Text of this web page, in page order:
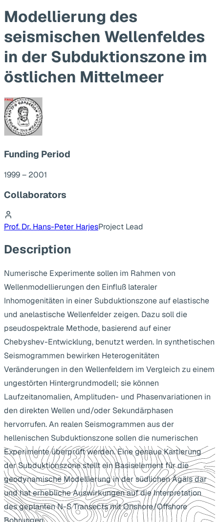
Modellierung des
seismischen Wellenfeldes
in der Subduktionszone im
östlichen Mittelmeer
Funding Period
1999 – 2001
Collaborators
Prof. Dr. Hans-Peter HarjesProject Lead
Description
Numerische Experimente sollen im Rahmen von
Wellenmodellierungen den Einfluß lateraler
Inhomogenitäten in einer Subduktionszone auf elastische
und anelastische Wellenfelder zeigen. Dazu soll die
pseudospektrale Methode, basierend auf einer
Chebyshev-Entwicklung, benutzt werden. In synthetischen
Seismogrammen bewirken Heterogenitäten
Veränderungen in den Wellenfeldern im Vergleich zu einem
ungestörten Hintergrundmodell; sie können
Laufzeitanomalien, Amplituden- und Phasenvariationen in
den direkten Wellen und/oder Sekundärphasen
hervorrufen. An realen Seismogrammen aus der
hellenischen Subduktionszone sollen die numerischen
Experimente überprüft werden. Eine genaue Kartierung
der Subduktionszone stellt ein Basiselement für die
geodynamische Modellierung in der südlichen Ägäis dar
und hat erhebliche Auswirkungen auf die Interpretation
des geplanten N-S Transects mit Onshore/Offshore